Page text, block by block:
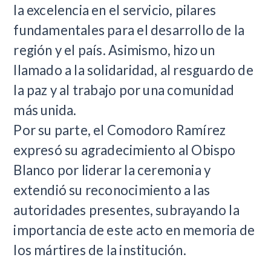
la excelencia en el servicio, pilares
fundamentales para el desarrollo de la
región y el país. Asimismo, hizo un
llamado a la solidaridad, al resguardo de
la paz y al trabajo por una comunidad
más unida.
Por su parte, el Comodoro Ramírez
expresó su agradecimiento al Obispo
Blanco por liderar la ceremonia y
extendió su reconocimiento a las
autoridades presentes, subrayando la
importancia de este acto en memoria de
los mártires de la institución.